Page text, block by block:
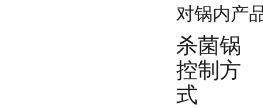
对锅内产
杀菌锅
控制方
式